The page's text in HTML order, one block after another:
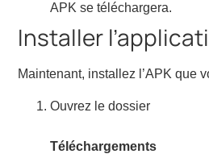
APK se téléchargera.
Installer
Maintenant, installez l’APK que
Ouvrez le dossier
Téléchargements